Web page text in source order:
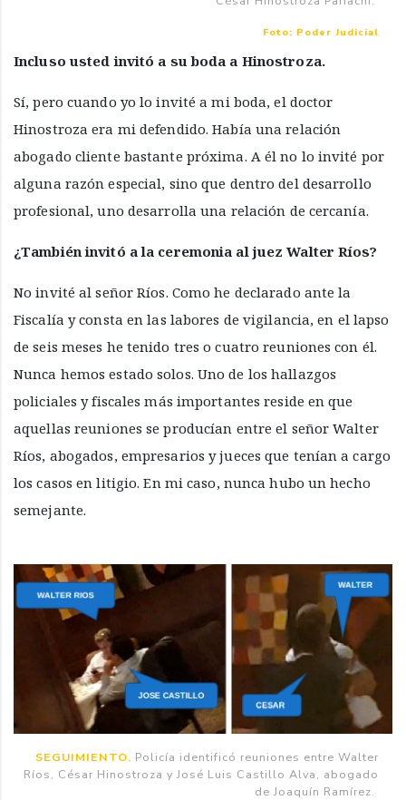
Foto: Poder Judicial
Incluso usted invitó a su boda a Hinostroza.
Sí, pero cuando yo lo invité a mi boda, el doctor
Hinostroza era mi defendido. Había una relación
abogado cliente bastante próxima. A él no lo invité por
alguna razón especial, sino que dentro del desarrollo
profesional, uno desarrolla una relación de cercanía.
¿También invitó a la ceremonia al juez Walter Ríos?
No invité al señor Ríos. Como he declarado ante la
Fiscalía y consta en las labores de vigilancia, en el lapso
de seis meses he tenido tres o cuatro reuniones con él.
Nunca hemos estado solos. Uno de los hallazgos
policiales y fiscales más importantes reside en que
aquellas reuniones se producían entre el señor Walter
Ríos, abogados, empresarios y jueces que tenían a cargo
los casos en litigio. En mi caso, nunca hubo un hecho
semejante.
SEGUIMIENTO. Policía identificó reuniones entre Walter
Ríos, César Hinostroza y José Luis Castillo Alva, abogado
de Joaquín Ramírez.